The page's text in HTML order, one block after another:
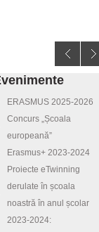
ERASMUS 2025-2026
Concurs „Școala
europeană”
Erasmus+ 2023-2024
Proiecte eTwinning
derulate în școala
noastră în anul școlar
2023-2024: